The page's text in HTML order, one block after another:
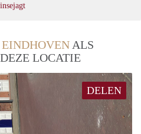
EINDHOVEN ALS
LOCATIE
DELEN